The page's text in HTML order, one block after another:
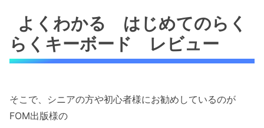
よくわかる はじめてのらく
らくキーボード レビュー
そこで、シニアの方や初心者様にお勧めしているのが
FOM出版様の